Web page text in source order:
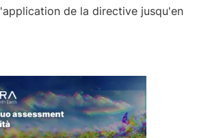
de la directive jusqu'en